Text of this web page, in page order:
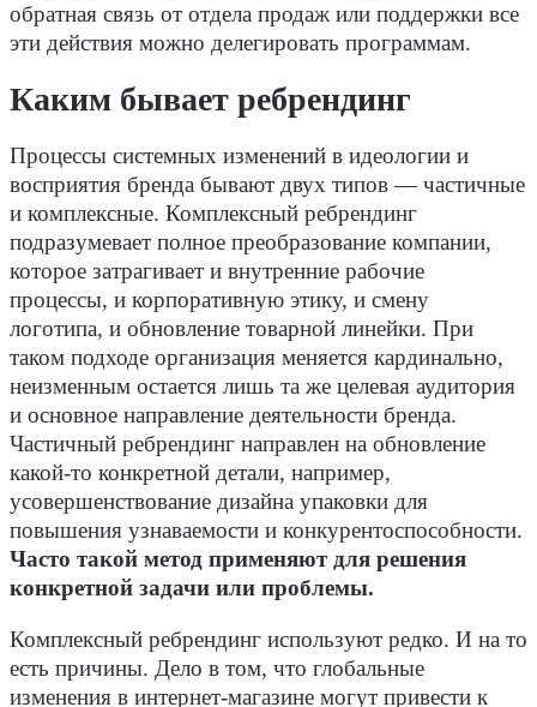
обратная связь от отдела продаж или поддержки все
эти действия можно делегировать программам.
Каким бывает ребрендинг
Процессы системных изменений в идеологии и
восприятия бренда бывают двух типов — частичные
и комплексные. Комплексный ребрендинг
подразумевает полное преобразование компании,
которое затрагивает и внутренние рабочие
процессы, и корпоративную этику, и смену
логотипа, и обновление товарной линейки. При
таком подходе организация меняется кардинально,
неизменным остается лишь та же целевая аудитория
и основное направление деятельности бренда.
Частичный ребрендинг направлен на обновление
какой-то конкретной детали, например,
усовершенствование дизайна упаковки для
повышения узнаваемости и конкурентоспособности.
Часто такой метод применяют для решения
конкретной задачи или проблемы.
Комплексный ребрендинг используют редко. И на то
есть причины. Дело в том, что глобальные
изменения в интернет-магазине могут привести к